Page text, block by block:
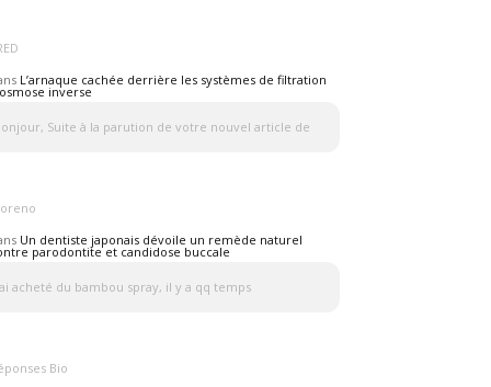
L’arnaque cachée derrière les systèmes de filtration
inverse
Suite à la parution de votre nouvel article de
Un dentiste japonais dévoile un remède naturel
parodontite et candidose buccale
acheté du bambou spray, il y a qq temps
Bio